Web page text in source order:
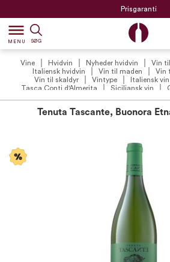
Prisgaranti
dehaze
MENU SØG
Vine Hvidvin Nyheder hvidvin Vin
Italiensk hvidvin
Vin til maden Vin
Vin til skaldyr
Vintype Italiensk vin
Tasca Conti d'Almerita
Siciliansk vin
Vintilbud under 300 kr.
Sidste chance
Tenuta Tascante, Buonora